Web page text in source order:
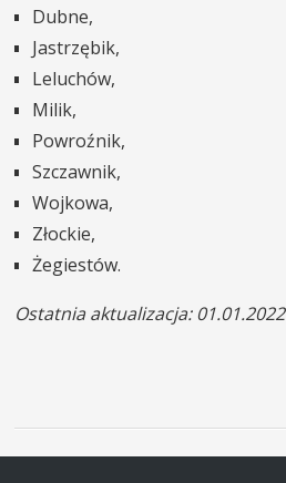
Dubne,
Jastrzębik,
Leluchów,
Milik,
Powroźnik,
Szczawnik,
Wojkowa,
Złockie,
Żegiestów.
Ostatnia aktualizacja: 01.01.2022